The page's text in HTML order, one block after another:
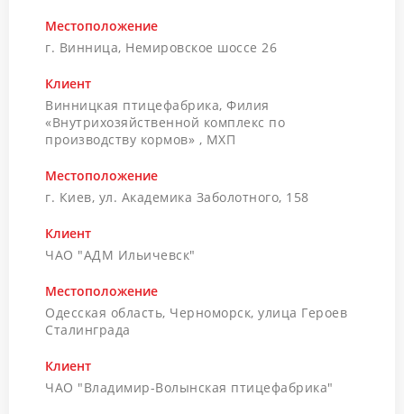
Местоположение
г. Винница, Немировское шоссе 26
Клиент
Винницкая птицефабрика, Филия
«Внутрихозяйственной комплекс по
производству кормов» , МХП
Местоположение
г. Киев, ул. Академика Заболотного, 158
Клиент
ЧАО "АДМ Ильичевск"
Местоположение
Одесская область, Черноморск, улица Героев
Сталинграда
Клиент
ЧАО "Владимир-Волынская птицефабрика"